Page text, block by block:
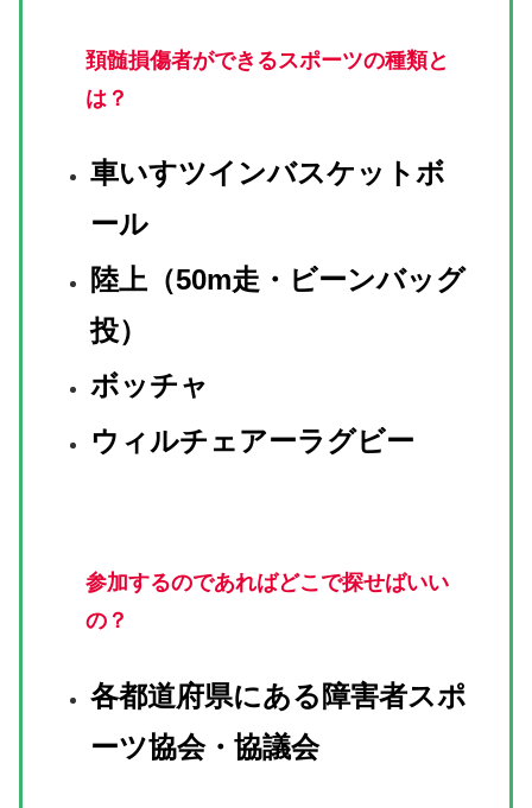
頚髄損傷者ができるスポーツの種類と
は？
車いすツインバスケットボ
ール
陸上（50m走・ビーンバッグ
投）
ボッチャ
ウィルチェアーラグビー
参加するのであればどこで探せばいい
の？
各都道府県にある障害者スポ
ーツ協会・協議会